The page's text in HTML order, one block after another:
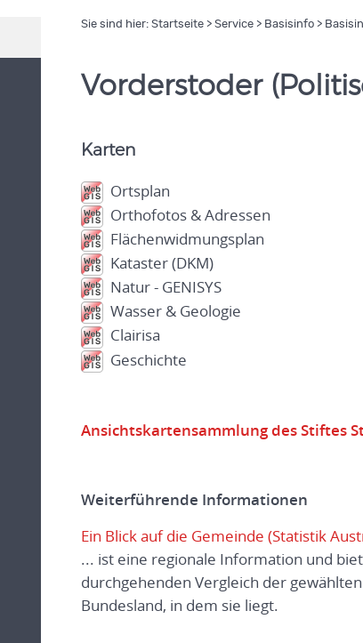
Sie sind hier: Startseite> Service> Basisinfo>
Vorderstoder
Karten
Ortsplan
Orthofotos & Adressen
Flächenwidmungsplan
Kataster (DKM)
Natur - GENISYS
Wasser & Geologie
Clairisa
Geschichte
Ansichtskartensammlung des Stiftes
Weiterführende Informationen
Ein Blick auf die Gemeinde (Statistik
... ist eine regionale Information und
durchgehenden Vergleich der
Bundesland, in dem sie liegt.